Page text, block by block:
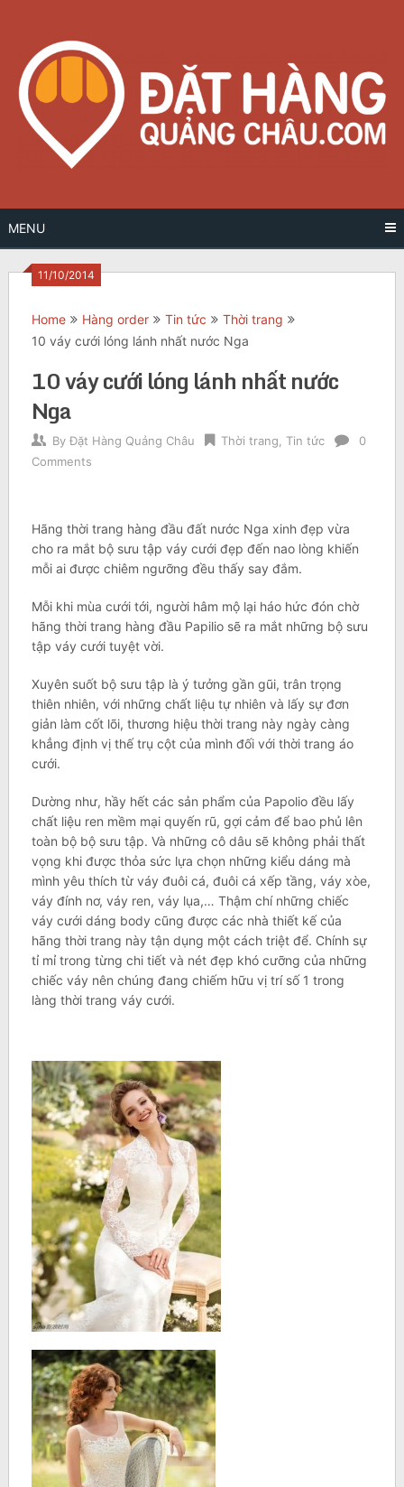
content
MENU
11/10/2014
Home Hàng order Tin tức
Thời trang
10 váy cưới lóng lánh nhất nước Nga
10 váy cưới lóng lánh nhất nước
Nga
By Đặt Hàng Quảng Châu Thời trang, Tin tức
0
Comments
Hãng thời trang hàng đầu đất nước Nga xinh đẹp vừa
cho ra mắt bộ sưu tập váy cưới đẹp đến nao lòng khiến
mỗi ai được chiêm ngưỡng đều thấy say đắm.
Mỗi khi mùa cưới tới, người hâm mộ lại háo hức đón chờ
hãng thời trang hàng đầu Papilio sẽ ra mắt những bộ sưu
tập váy cưới tuyệt vời.
Xuyên suốt bộ sưu tập là ý tưởng gần gũi, trân trọng
thiên nhiên, với những chất liệu tự nhiên và lấy sự đơn
giản làm cốt lõi, thương hiệu thời trang này ngày càng
khẳng định vị thế trụ cột của mình đối với thời trang áo
cưới.
Dường như, hầy hết các sản phẩm của Papolio đều lấy
chất liệu ren mềm mại quyến rũ, gợi cảm để bao phủ lên
toàn bộ bộ sưu tập. Và những cô dâu sẽ không phải thất
vọng khi được thỏa sức lựa chọn những kiểu dáng mà
mình yêu thích từ váy đuôi cá, đuôi cá xếp tầng, váy xòe,
váy đính nơ, váy ren, váy lụa,… Thậm chí những chiếc
váy cưới dáng body cũng được các nhà thiết kế của
hãng thời trang này tận dụng một cách triệt để. Chính sự
tỉ mỉ trong từng chi tiết và nét đẹp khó cưỡng của những
chiếc váy nên chúng đang chiếm hữu vị trí số 1 trong
làng thời trang váy cưới.